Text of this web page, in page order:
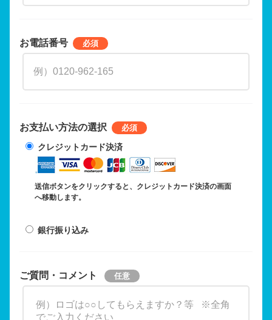
お電話番号
お支払い方法の選択
クレジットカード決済
送信ボタンをクリックすると、クレジットカード決済の画面
へ移動します。
銀行振り込み
ご質問・コメント